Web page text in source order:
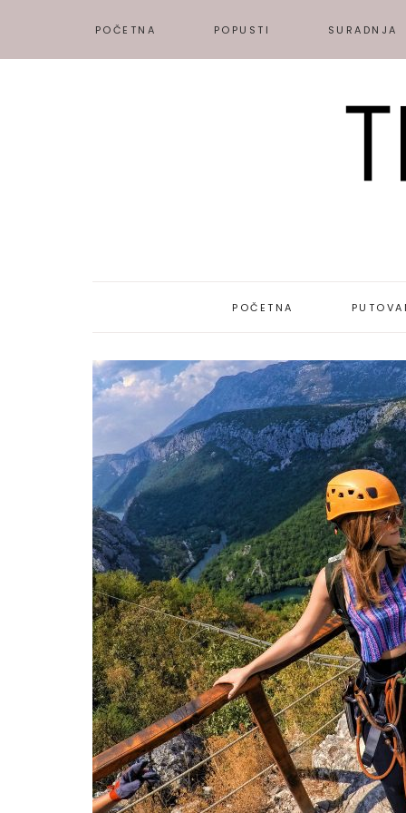
POČETNA POPUSTI SURADNJA
POČETNA
PUTOPISI
KAMO ZA
SAVJETI